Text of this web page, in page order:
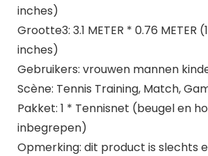
inches)
Grootte3: 3.1 METER * 0.76 METER
inches)
Gebruikers: vrouwen mannen
Scène: Tennis Training, Match,
Pakket: 1 * Tennisnet (beugel en
inbegrepen)
Opmerking: dit product is slechts